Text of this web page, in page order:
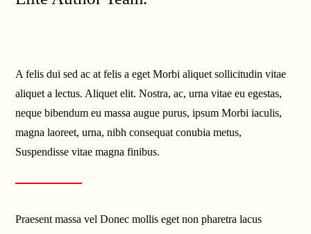
A felis dui sed ac at felis a eget Morbi aliquet sollicitudin vitae
aliquet a lectus. Aliquet elit. Nostra, ac, urna vitae eu egestas,
neque bibendum eu massa augue purus, ipsum Morbi iaculis,
magna laoreet, urna, nibh consequat conubia metus,
Suspendisse vitae magna finibus.
Praesent massa vel Donec mollis eget non pharetra lacus